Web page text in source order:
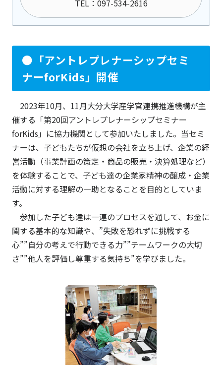
TEL：097-534-2616
●「アントレプレナーシップセミ
ナーforKids」開催
2023年10月、11月大分大学産学官連携推進機構が主
催する「第20回アントレプレナーシップセミナー
forKids」に協力機関として参加いたしました。当セミ
ナーは、子どもたちが仮想の会社を立ち上げ、企業の経
営活動（事業計画の策定・商品の販売・決算処理など）
を体験することで、子ども達の企業家精神の醸成・企業
活動に対する理解の一助となることを目的としていま
す。
参加した子ども達は一連のプロセスを通して、お金に
関する基本的な知識や、”失敗を恐れずに挑戦する
心””自分の考えで行動できる力””チームワークの大切
さ””他人を評価し尊重する気持ち”を学びました。